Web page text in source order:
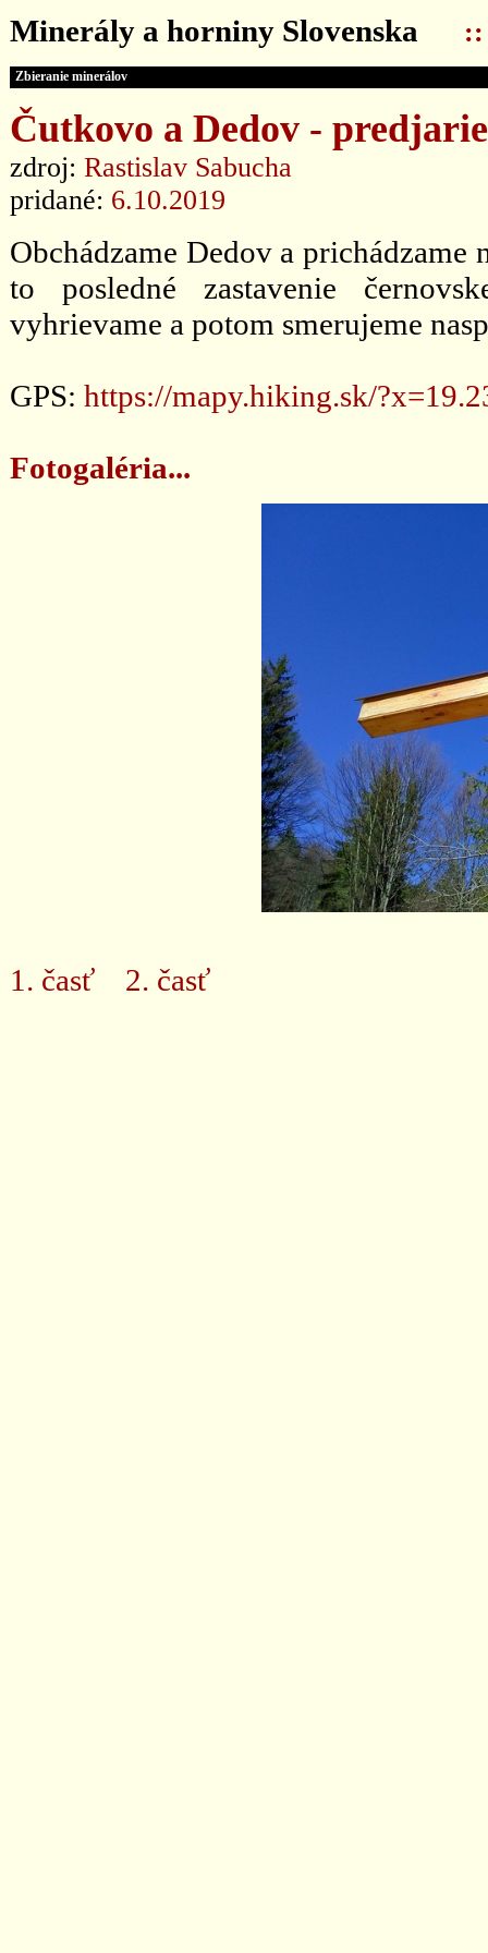
Minerály a horniny Slovenska ::
Zbieranie minerálov
Čutkovo a Dedov -
zdroj: Rastislav Sabucha
pridané: 6.10.2019
Obchádzame Dedov a
to posledné zastavenie
vyhrievame a potom smerujeme
GPS: https://mapy.hiking.sk/
Fotogaléria...
1. časť 2. časť